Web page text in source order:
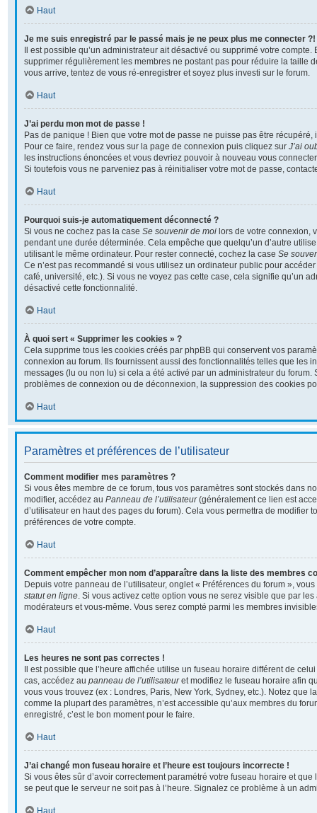
Haut
Je me suis enregistré par le passé mais je ne peux plus me connecter ?!
Il est possible qu’un administrateur ait désactivé ou supprimé votre compte.
supprimer régulièrement les membres ne postant pas pour réduire la taille
vous arrive, tentez de vous ré-enregistrer et soyez plus investi sur le forum.
Haut
J’ai perdu mon mot de passe !
Pas de panique ! Bien que votre mot de passe ne puisse pas être
Pour ce faire, rendez vous sur la page de connexion puis cliquez sur J’ai
les instructions énoncées et vous devriez pouvoir à nouveau vous
Si toutefois vous ne parveniez pas à réinitialiser votre mot de passe,
Haut
Pourquoi suis-je automatiquement déconnecté ?
Si vous ne cochez pas la case Se souvenir de moi lors de votre connexion,
pendant une durée déterminée. Cela empêche que quelqu’un d’autre
utilisant le même ordinateur. Pour rester connecté, cochez la case Se
Ce n’est pas recommandé si vous utilisez un ordinateur public pour
café, université, etc.). Si vous ne voyez pas cette case, cela signifie qu’un
désactivé cette fonctionnalité.
Haut
À quoi sert « Supprimer les cookies » ?
Cela supprime tous les cookies créés par phpBB qui conservent vos
connexion au forum. Ils fournissent aussi des fonctionnalités telles que les
messages (lu ou non lu) si cela a été activé par un administrateur du forum.
problèmes de connexion ou de déconnexion, la suppression des cookies
Haut
Paramètres et préférences de l’utilisateur
Comment modifier mes paramètres ?
Si vous êtes membre de ce forum, tous vos paramètres sont stockés dans
modifier, accédez au Panneau de l’utilisateur(généralement ce lien est
d’utilisateur en haut des pages du forum). Cela vous permettra de modifier
préférences de votre compte.
Haut
Comment empêcher mon nom d’apparaître dans la liste des membres
Depuis votre panneau de l’utilisateur, onglet « Préférences du forum »,
statut en ligne. Si vous activez cette option vous ne serez visible que par
modérateurs et vous-même. Vous serez compté parmi les membres
Haut
Les heures ne sont pas correctes !
Il est possible que l’heure affichée utilise un fuseau horaire différent de
cas, accédez au panneau de l’utilisateuret modifiez le fuseau horaire afin
vous vous trouvez (ex : Londres, Paris, New York, Sydney, etc.). Notez que
comme la plupart des paramètres, n’est accessible qu’aux membres du
enregistré, c’est le bon moment pour le faire.
Haut
J’ai changé mon fuseau horaire et l’heure est toujours incorrecte !
Si vous êtes sûr d’avoir correctement paramétré votre fuseau horaire et que
se peut que le serveur ne soit pas à l’heure. Signalez ce problème à un
Haut